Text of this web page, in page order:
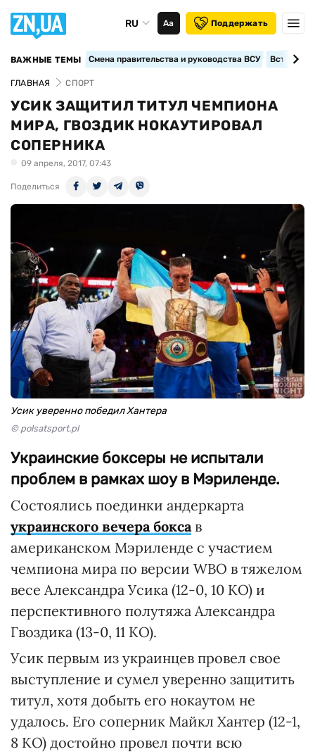
RU Аа Поддержать
ВАЖНЫЕ ТЕМЫ Смена правительства и руководства ВСУ
ГЛАВНАЯ СПОРТ
УСИК ЗАЩИТИЛ ТИТУЛ ЧЕМПИОНА
МИРА, ГВОЗДИК НОКАУТИРОВАЛ
СОПЕРНИКА
09 апреля, 2017, 07:43
Поделиться
Усик уверенно победил Хантера
© polsatsport.pl
Украинские боксеры не испытали
проблем в рамках шоу в Мэриленде.
Состоялись поединки андеркарта
украинского вечера боксав
американском Мэриленде с участием
чемпиона мира по версии WBO в тяжелом
весе Александра Усика (12-0, 10 КО) и
перспективного полутяжа Александра
Гвоздика (13-0, 11 КО).
Усик первым из украинцев провел свое
выступление и сумел уверенно защитить
титул, хотя добыть его нокаутом не
удалось. Его соперник Майкл Хантер (12-1,
8 КО) достойно провел почти всю